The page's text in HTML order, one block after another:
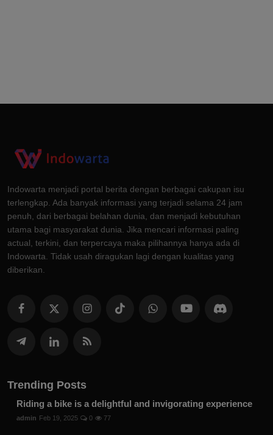
Indowarta menjadi portal berita dengan berbagai cakupan isu
terlengkap. Ada banyak informasi yang terjadi selama 24 jam
penuh, dari berbagai belahan dunia, dan menjadi kebutuhan
utama bagi masyarakat dunia. Jika mencari informasi paling
actual, terkini, dan terpercaya maka pilihannya hanya ada di
Indowarta. Tidak usah diragukan lagi dengan kualitas yang
diberikan.
Trending Posts
Riding a bike is a delightful and invigorating experience
admin Feb 19, 2025 0 77